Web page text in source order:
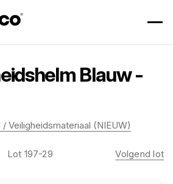
Blauw -
Veiligheidsmateriaal (NIEUW)
Lot 197-29 Volgend lot